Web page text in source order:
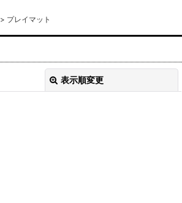
> プレイマット
表示順変更